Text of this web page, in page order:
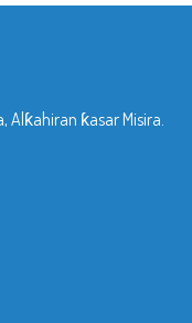
Alƙahiran ƙasar Misira.